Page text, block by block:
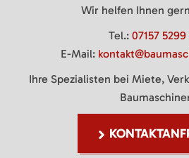
Wir helfen Ihnen
Tel.: 07157 5299
E-Mail:
Ihre Spezialisten bei Miete,